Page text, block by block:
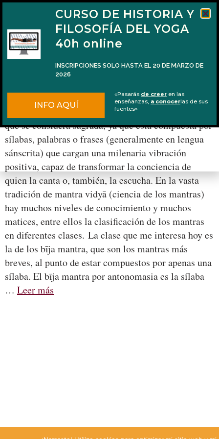
El significado del mantra krīm
En el hinduismo, un mantra es una fórmula sonora
que se considera sagrada, ya que está compuesta por
sílabas, palabras o frases (generalmente en lengua
sánscrita) que cargan una milenaria vibración
positiva, capaz de transformar la conciencia de
quien la canta o, también, la escucha. En la vasta
tradición de mantra vidyā (ciencia de los mantras)
hay muchos niveles de conocimiento y muchos
matices, entre ellos la clasificación de los mantras
en diferentes clases. La clase que me interesa hoy es
la de los bīja mantra, que son los mantras más
breves, al punto de estar compuestos por apenas una
sílaba. El bīja mantra por antonomasia es la sílaba
… Leer más
CURSO DE HISTORIA Y
FILOSOFÍA DEL YOGA
40h online
INSCRIPCIONES SOLO HASTA EL 20 DE MARZO DE
2026
INFO AQUÍ
«Pasarás de creer en las
enseñanzas, a conocerlas de sus
fuentes»